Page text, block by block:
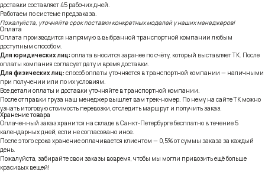
доставки составляет 45 рабочих дней.
Работаем по системе предзаказа.
Пожалуйста, уточняйте срок поставки конкретных моделей у наших менеджеров!
Оплата
Оплата производится напрямую в выбранной транспортной компании любым
доступным способом.
Для юридических лиц: оплата вносится заранее по счёту, который выставляет ТК. После
оплаты компания согласует дату и время доставки.
Для физических лиц: способ оплаты уточняется в транспортной компании — наличными
при получении или по их условиям.
Все детали оплаты и доставки уточняйте в транспортной компании.
После отправки груза наш менеджер вышлет вам трек-номер. По нему на сайте ТК можно
узнать итоговую стоимость перевозки, отследить маршрут и получить заказ.
Хранение товара
Оплаченный заказ хранится на складе в Санкт-Петербурге бесплатно в течение 5
календарных дней, если не согласовано иное.
После этого срока хранение оплачивается клиентом — 0,5% от суммы заказа за каждый
день.
Пожалуйста, забирайте свои заказы вовремя, чтобы мы могли привозить ещё больше
красивых вещей!